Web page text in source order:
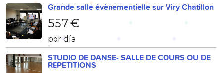
Grande salle évènementielle sur Viry Chatillon
557 €
por día
STUDIO DE DANSE- SALLE DE COURS OU DE
REPETITIONS